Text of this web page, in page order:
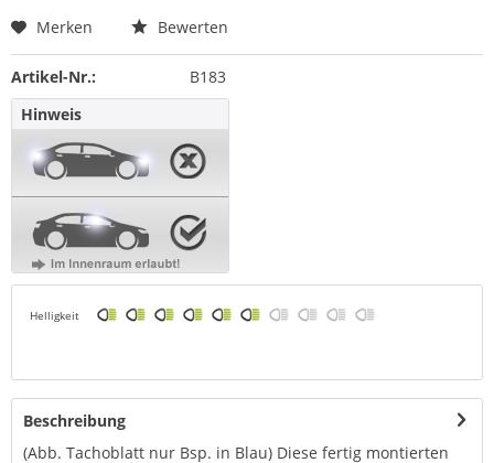
Merken Bewerten
Artikel-Nr.:
B183
Hinweis
Helligkeit
Beschreibung
(Abb. Tachoblatt nur Bsp. in Blau) Diese fertig montierten